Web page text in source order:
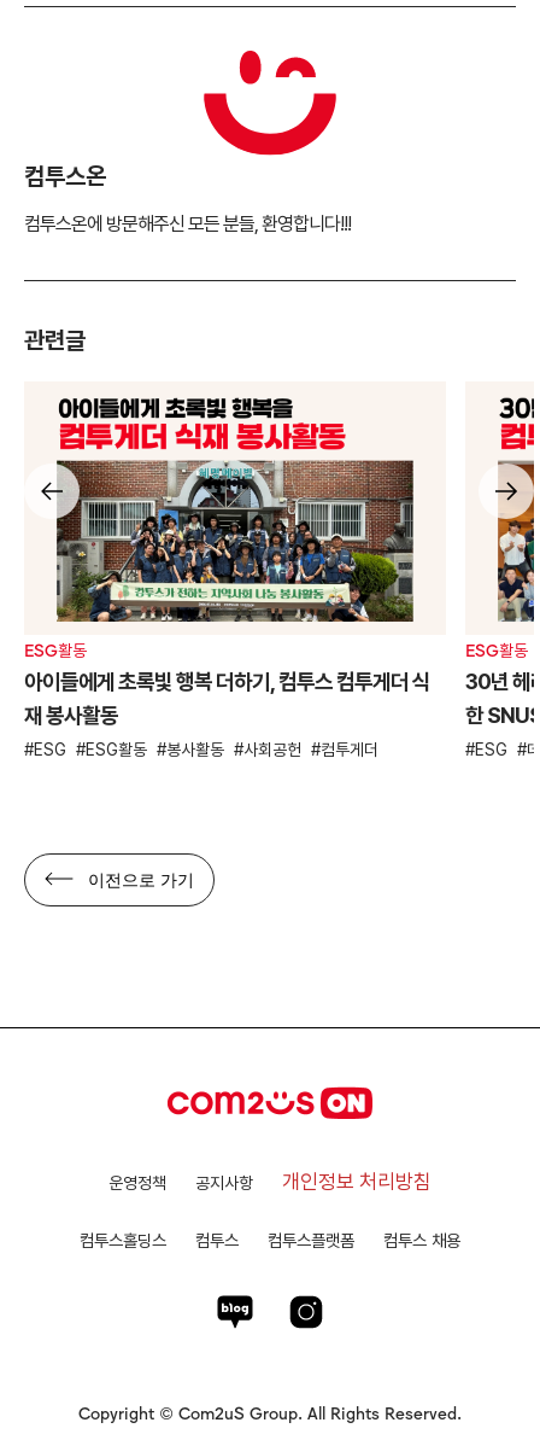
컴투스온
컴투스온에 방문해주신 모든 분들, 환영합니다!!!
관련글
ESG활동
아이들에게 초록빛 행복 더하기, 컴투스 컴투게더 식
재 봉사활동
ESG ESG활동 봉사활동 사회공헌 컴투게더
ESG활동
30년 헤
한
ESG
이전으로 가기
운영정책 공지사항 개인정보 처리방침
컴투스홀딩스 컴투스 컴투스플랫폼 컴투스 채용
Copyright © Com2uS Group. All Rights Reserved.